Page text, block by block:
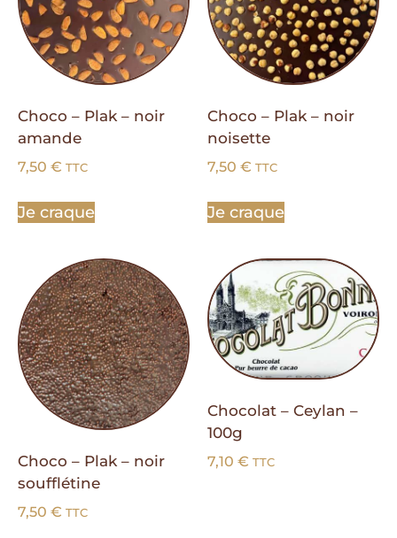
Choco – Plak – noir
amande
7,50 € TTC
Je craque
Choco – Plak – noir
noisette
7,50 € TTC
Je craque
Choco – Plak – noir
soufflétine
7,50 € TTC
Chocolat – Ceylan –
100g
7,10 € TTC